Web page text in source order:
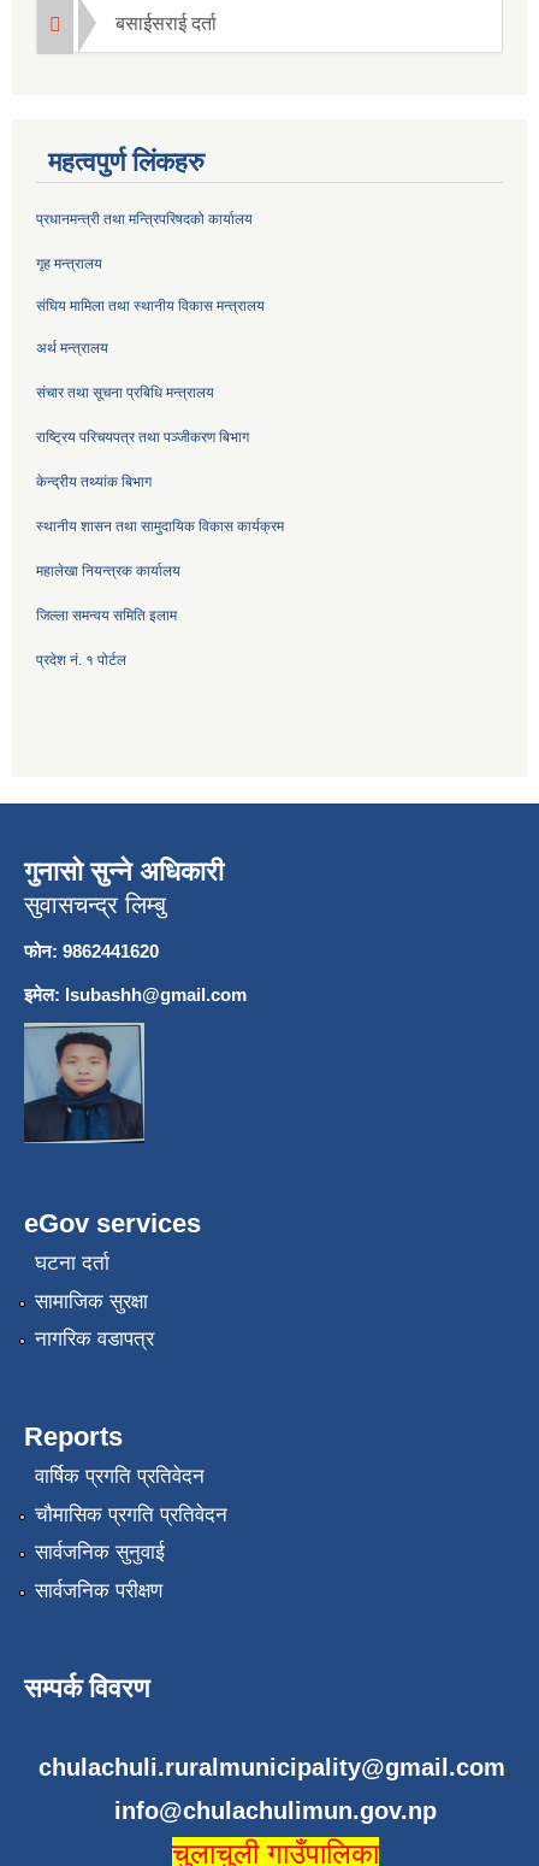
बसाईसराई दर्ता
महत्वपुर्ण लिंकहरु
प्रधानमन्त्री तथा मन्त्रिपरिषदको कार्यालय
गृह मन्त्रालय
संघिय मामिला तथा स्थानीय विकास मन्त्रालय
अर्थ मन्त्रालय
संचार तथा सूचना प्रबिधि मन्त्रालय
राष्ट्रिय परिचयपत्र तथा पञ्जीकरण बिभाग
केन्द्रीय तथ्यांक बिभाग
स्थानीय शासन तथा सामुदायिक विकास कार्यक्रम
महालेखा नियन्त्रक कार्यालय
जिल्ला समन्वय समिति इलाम
प्रदेश नं. १ पोर्टल
गुनासो सुन्ने अधिकारी
सुवासचन्द्र लिम्बु
फोन: 9862441620
इमेल: lsubashh@gmail.com
eGov services
घटना दर्ता
सामाजिक सुरक्षा
नागरिक वडापत्र
Reports
वार्षिक प्रगति प्रतिवेदन
चौमासिक प्रगति प्रतिवेदन
सार्वजनिक सुनुवाई
सार्वजनिक परीक्षण
सम्पर्क विवरण
chulachuli.ruralmunicipality@gmail.com,
info@chulachulimun.gov.np
चुलाचुली गाउँपालिका